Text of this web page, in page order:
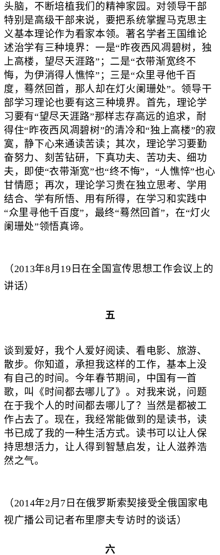
头脑，不断培植我们的精神家园。对领导干部
特别是高级干部来说，要把系统掌握马克思主
义基本理论作为看家本领。著名学者王国维论
述治学有三种境界：一是“昨夜西风凋碧树，独
上高楼，望尽天涯路”；二是“衣带渐宽终不
悔，为伊消得人憔悴”；三是“众里寻他千百
度，蓦然回首，那人却在灯火阑珊处”。领导干
部学习理论也要有这三种境界。首先，理论学
习要有“望尽天涯路”那样志存高远的追求，耐
得住“昨夜西风凋碧树”的清冷和“独上高楼”的寂
寞，静下心来通读苦读；其次，理论学习要勤
奋努力、刻苦钻研，下真功夫、苦功夫、细功
夫，即使“衣带渐宽”也“终不悔”，“人憔悴”也心
甘情愿；再次，理论学习贵在独立思考、学用
结合、学有所悟、用有所得，在学习和实践中
“众里寻他千百度”，最终“蓦然回首”，在“灯火
阑珊处”领悟真谛。
（2013年8月19日在全国宣传思想工作会议上的
讲话）
五
谈到爱好，我个人爱好阅读、看电影、旅游、
散步。你知道，承担我这样的工作，基本上没
有自己的时间。今年春节期间，中国有一首
歌，叫《时间都去哪儿了》。对我来说，问题
在于我个人的时间都去哪儿了？当然是都被工
作占去了。现在，我经常能做到的是读书，读
书已成了我的一种生活方式。读书可以让人保
持思想活力，让人得到智慧启发，让人滋养浩
然之气。
（2014年2月7日在俄罗斯索契接受全俄国家电
视广播公司记者布里廖夫专访时的谈话）
六